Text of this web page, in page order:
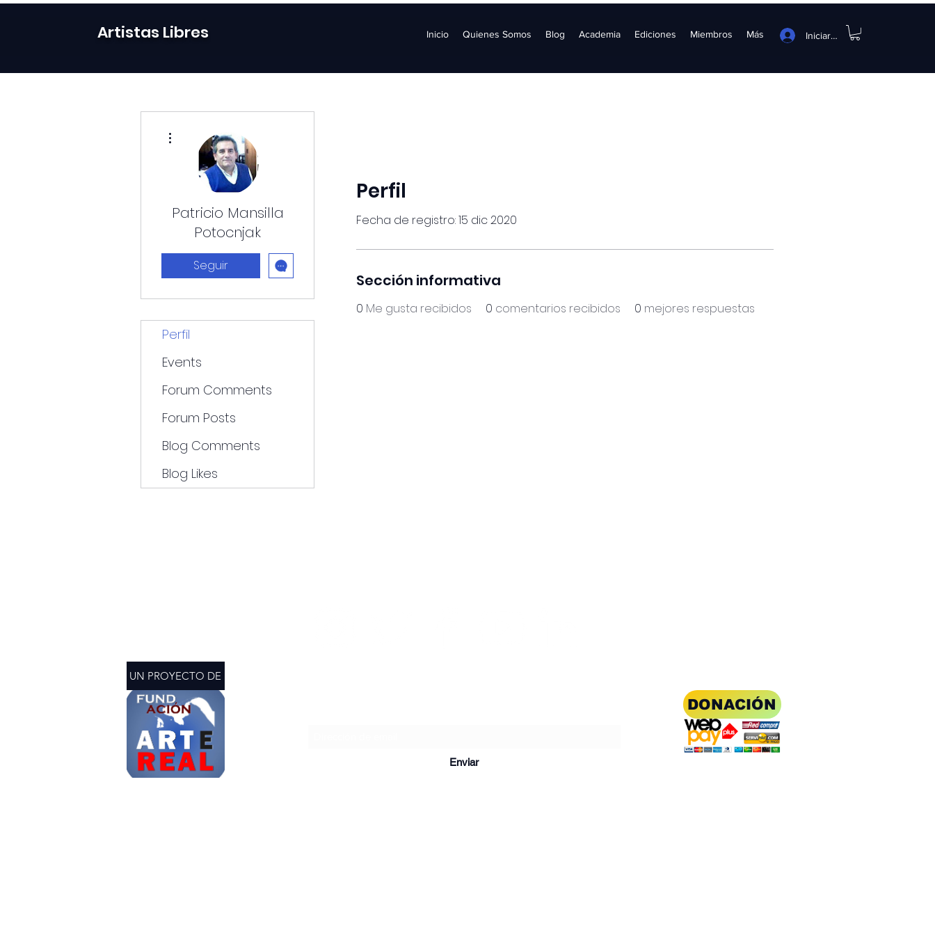
Artistas Libres Inicio Quienes Somos Blog Academia Ediciones Miembros Más Iniciar sesión
Perfil
Fecha de registro: 15 dic 2020
Sección informativa
0 Me gusta recibidos 0 comentarios recibidos 0 mejores respuestas
Patricio Mansilla
Potocnjak
Seguir
Perfil
Events
Forum Comments
Forum Posts
Blog Comments
Blog Likes
UN PROYECTO DE
Enviar
DONACIÓN